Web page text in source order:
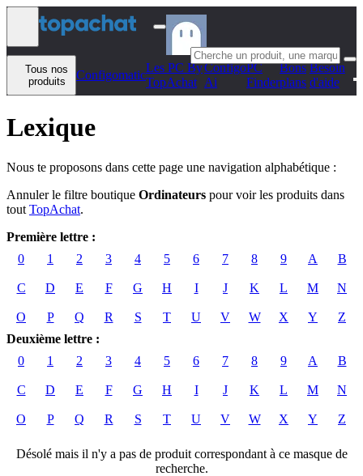
Aller au contenu
Tous nos
produits
Configomatic
Les PC By
TopAchat
Configo
Ai
PC
Finder
Bons
plans
Besoin
d'aide
Lexique
Nous te proposons dans cette page une navigation alphabétique :
Annuler le filtre boutique Ordinateurs pour voir les produits dans
tout TopAchat.
Première lettre :
0
1 2 3 4 5 6 7 8 9 A B
C D E F G H I J K L M N
O P Q R S T U V W X Y
Z
Deuxième lettre :
0
1 2 3 4 5 6 7 8 9 A B
C D E F G H I J K L M N
O P Q R S T U V W X Y Z
Désolé mais il n'y a pas de produit correspondant à ce masque de
recherche.